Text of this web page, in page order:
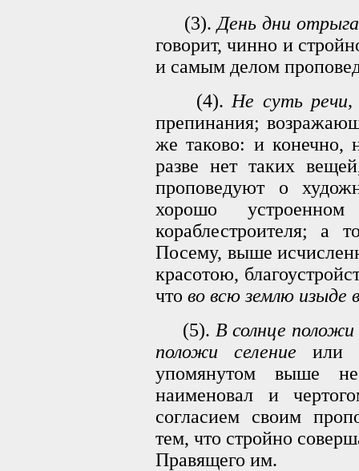
(3). День дни
говорит, чинно и
и самым делом
(4). Не суть речи,
препинания;
же таково: и конечно,
разве нет таких
проповедуют о
хорошо
кораблестроителя;
Посему, выше
красотою,
что во всю землю изыде
(5). В солнце положи
положи селение или
упомянутом выше
наименовал и
согласием своим
тем, что стройно
Правящего им.